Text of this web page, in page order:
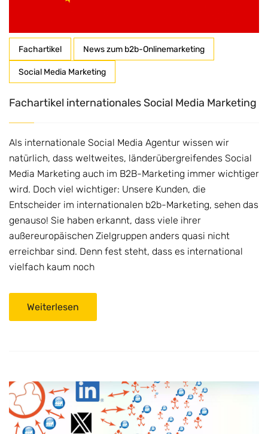
Fachartikel News zum b2b-Onlinemarketing
Social Media Marketing
Fachartikel internationales Social Media Marketing
Als internationale Social Media Agentur wissen wir
natürlich, dass weltweites, länderübergreifendes Social
Media Marketing auch im B2B-Marketing immer wichtiger
wird. Doch viel wichtiger: Unsere Kunden, die
Entscheider im internationalen b2b-Marketing, sehen das
genauso! Sie haben erkannt, dass viele ihrer
außereuropäischen Zielgruppen anders quasi nicht
erreichbar sind. Denn fest steht, dass es international
vielfach kaum noch
Weiterlesen